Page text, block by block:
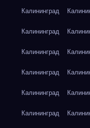
Калининград
Калининград
Калининград
Калининград
Калининград
Калининград